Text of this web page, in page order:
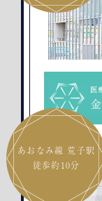
あおなみ線 荒子駅
徒歩約10分